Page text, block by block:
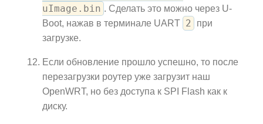
uImage.bin . Сделать это можно через U-
Boot, нажав в терминале UART 2
при
загрузке.
Если обновление прошло успешно, то после
перезагрузки роутер уже загрузит наш
OpenWRT, но без доступа к SPI Flash как к
диску.